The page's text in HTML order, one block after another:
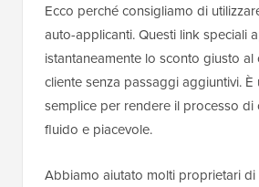
Ecco perché consigliamo di
auto-applicanti. Questi link speciali
istantaneamente lo sconto giusto
cliente senza passaggi aggiuntivi.
semplice per rendere il processo di
fluido e piacevole.
Abbiamo aiutato molti proprietari